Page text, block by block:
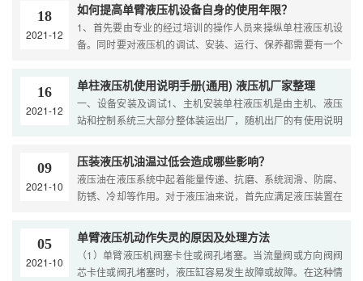
18
2021-12
如何提高单臂液压机设备自身的使用年限？
1、首先要由专业的经过培训的操作人员来操纵单柱液压机设
备。同时要对液压机的调试、安装、运行、保养都需要有一个
人为因素造成的故障。2、液压油的选择。液压油的洁净度和
质量以及工作粘度决定了液压机液压系统工作的可靠性，以及
液压机的寿命、效率、经济性。选择合适的液压油能够使液压
机的液压系统稳定，减少油温对粘度的影响，增强系统的耐侵
16
2021-12
单柱液压机使用说明手册(通用) 液压机厂家整理
一、设备安装及调试1、主机安装单柱液压机是由主机、液压
站和控制系统三大部分整体装运出厂，随机出厂的有使用说明
全。机器安装在混凝土基础上，校正水平安装好地角螺丝，油
缸与控制部分的油管已连接好。由于运输愿因，检查各紧固部
分是否有松动现象。油箱内已注入过滤的46#抗磨液压油〔以
后更换加至液位计三分之二高度〕，液压泵下体注满46#抗磨
09
2021-10
压装液压机油温过低会造成哪些影响？
液压油在液压系统中起着能量传递、抗磨、系统润滑、防腐、
防锈、冷却等作用。对于液压油来说，首先应满足液压装置在
....
05
2021-10
单臂液压机动作失灵的原因及处理方法
（1）单臂液压机阀塞卡住或阀孔堵塞。当流量阀或方向阀阀
芯卡住或阀孔堵塞时，液压缸容易发生故障或故障。在这种情